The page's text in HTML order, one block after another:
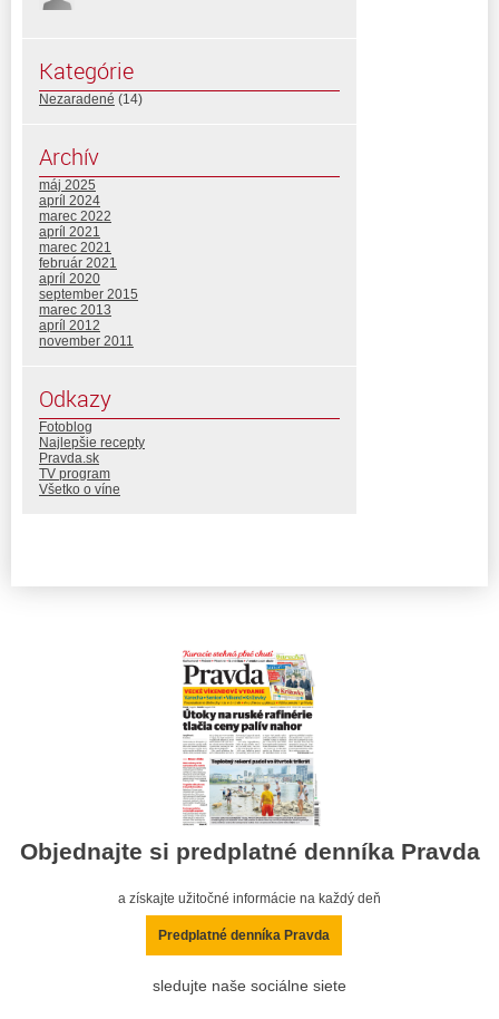
Kategórie
Nezaradené (14)
Archív
máj 2025
apríl 2024
marec 2022
apríl 2021
marec 2021
február 2021
apríl 2020
september 2015
marec 2013
apríl 2012
november 2011
Odkazy
Fotoblog
Najlepšie recepty
Pravda.sk
TV program
Všetko o víne
Objednajte si predplatné denníka Pravda
a získajte užitočné informácie na každý deň
Predplatné denníka Pravda
sledujte naše sociálne siete